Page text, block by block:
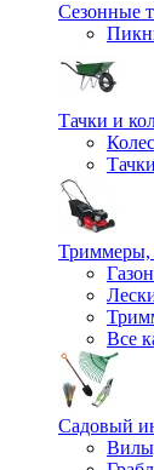
Сезонные
Тачки и
Тачки
Триммеры,
Все
Садовый